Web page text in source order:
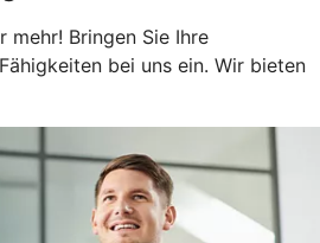
mehr! Bringen Sie Ihre
bei uns ein. Wir bieten